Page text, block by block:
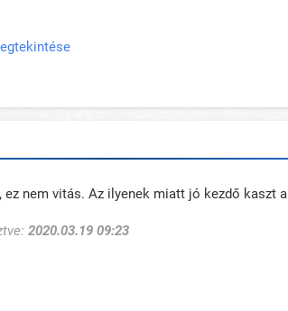
ez nem vitás. Az ilyenek miatt jó kezdő kaszt a
2020.03.19 09:23